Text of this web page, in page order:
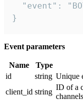
"event":
}
Event parameters
Name Type
id
string Unique
client_id string
ID of a
channels